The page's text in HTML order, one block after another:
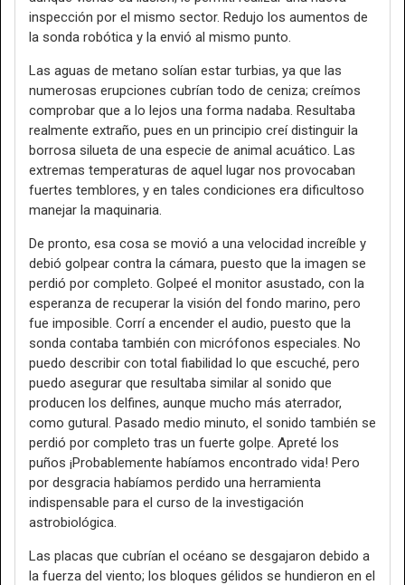
inspección por el mismo sector. Redujo los aumentos de
la sonda robótica y la envió al mismo punto.
Las aguas de metano solían estar turbias, ya que las
numerosas erupciones cubrían todo de ceniza; creímos
comprobar que a lo lejos una forma nadaba. Resultaba
realmente extraño, pues en un principio creí distinguir la
borrosa silueta de una especie de animal acuático. Las
extremas temperaturas de aquel lugar nos provocaban
fuertes temblores, y en tales condiciones era dificultoso
manejar la maquinaria.
De pronto, esa cosa se movió a una velocidad increíble y
debió golpear contra la cámara, puesto que la imagen se
perdió por completo. Golpeé el monitor asustado, con la
esperanza de recuperar la visión del fondo marino, pero
fue imposible. Corrí a encender el audio, puesto que la
sonda contaba también con micrófonos especiales. No
puedo describir con total fiabilidad lo que escuché, pero
puedo asegurar que resultaba similar al sonido que
producen los delfines, aunque mucho más aterrador,
como gutural. Pasado medio minuto, el sonido también se
perdió por completo tras un fuerte golpe. Apreté los
puños ¡Probablemente habíamos encontrado vida! Pero
por desgracia habíamos perdido una herramienta
indispensable para el curso de la investigación
astrobiológica.
Las placas que cubrían el océano se desgajaron debido a
la fuerza del viento; los bloques gélidos se hundieron en el